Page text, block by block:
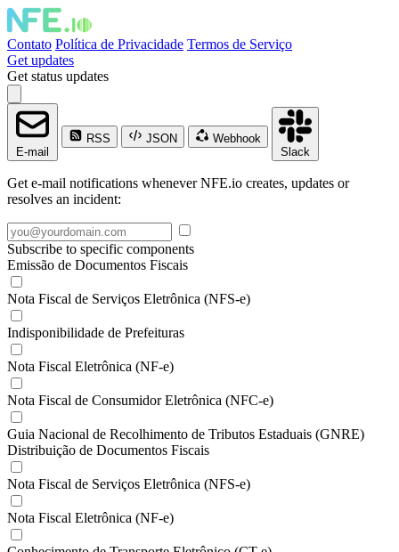
Contato Política de Privacidade Termos de Serviço
Get updates
Get status updates
E-mail
RSS JSON
Webhook
Slack
Get e-mail notifications whenever NFE.io creates, updates or
resolves an incident:
Subscribe to specific components
Emissão de Documentos Fiscais
Nota Fiscal de Serviços Eletrônica (NFS-e)
Indisponibilidade de Prefeituras
Nota Fiscal Eletrônica (NF-e)
Nota Fiscal de Consumidor Eletrônica (NFC-e)
Guia Nacional de Recolhimento de Tributos Estaduais (GNRE)
Distribuição de Documentos Fiscais
Nota Fiscal de Serviços Eletrônica (NFS-e)
Nota Fiscal Eletrônica (NF-e)